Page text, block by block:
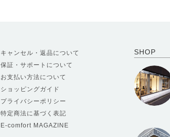
SHOP
キャンセル・返品について
保証・サポートについて
お支払い方法について
ショッピングガイド
プライバシーポリシー
特定商法に基づく表記
E-comfort MAGAZINE